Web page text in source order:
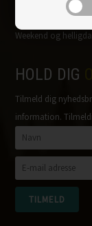
Mandag-fredag:
Weekend og
HOLD DIG
Tilmeld dig
information.